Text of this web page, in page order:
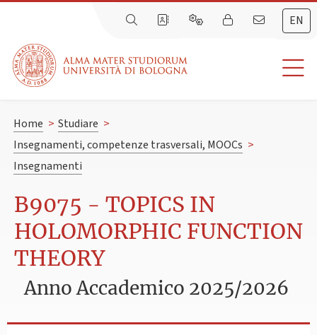
EN
Home > Studiare >
Insegnamenti, competenze trasversali, MOOCs >
Insegnamenti
B9075 - TOPICS IN
HOLOMORPHIC FUNCTION
THEORY
Anno Accademico 2025/2026